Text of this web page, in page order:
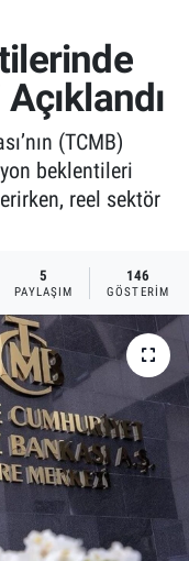
(TCMB)
beklentileri
reel sektör
5
PAYLAŞIM
146
GÖSTERIM